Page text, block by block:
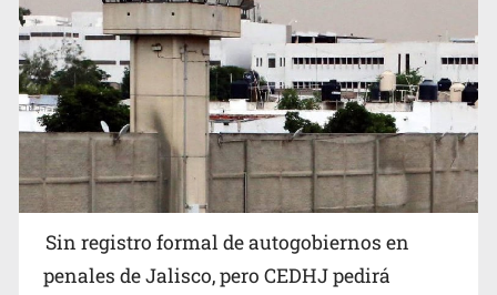
Sin registro formal de autogobiernos en
penales de Jalisco, pero CEDHJ pedirá